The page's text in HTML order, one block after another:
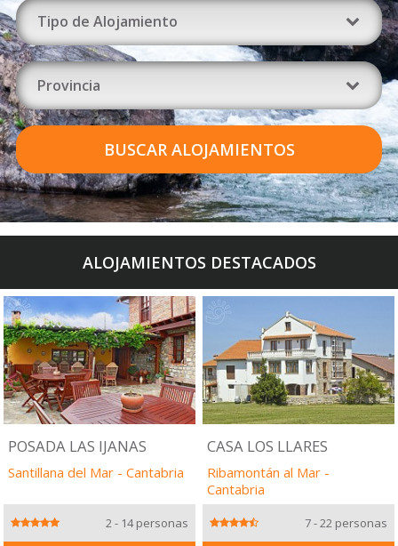
Tipo de Alojamiento
Provincia
BUSCAR ALOJAMIENTOS
ALOJAMIENTOS DESTACADOS
POSADA LAS IJANAS
Santillana del Mar - Cantabria
2 - 14 personas
CASA LOS LLARES
Ribamontán al Mar -
Cantabria
7 - 22 personas